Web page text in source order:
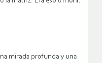
mirada profunda y una